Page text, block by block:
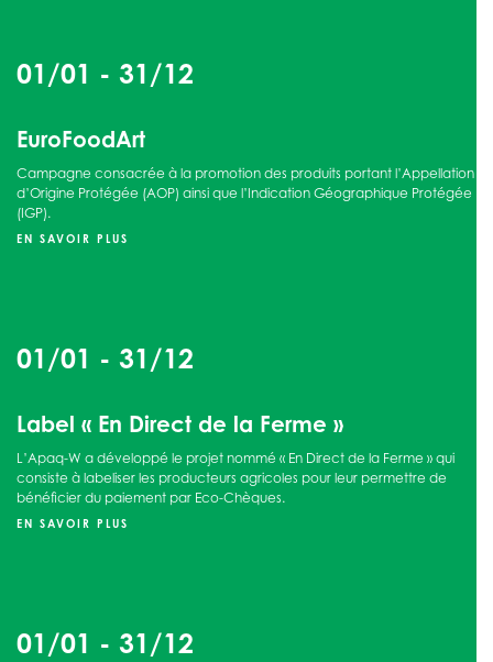
01/01 - 31/12
EuroFoodArt
Campagne consacrée à la promotion des produits portant l’Appellation
d’Origine Protégée (AOP) ainsi que l’Indication Géographique Protégée
(IGP).
EN SAVOIR PLUS
01/01 - 31/12
Label « En Direct de la Ferme »
L’Apaq-W a développé le projet nommé « En Direct de la Ferme » qui
consiste à labeliser les producteurs agricoles pour leur permettre de
bénéficier du paiement par Eco-Chèques.
EN SAVOIR PLUS
01/01 - 31/12